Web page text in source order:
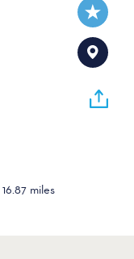
16.87 miles